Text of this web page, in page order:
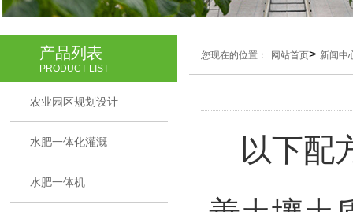
产品列表
PRODUCT LIST
农业园区规划设计
水肥一体化灌溉
水肥一体机
您现在的位置： 网站首页> 新闻中
以下配